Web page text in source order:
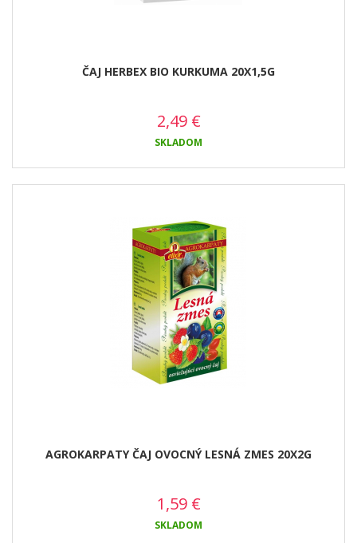
ČAJ HERBEX BIO KURKUMA 20X1,5G
2,49 €
SKLADOM
AGROKARPATY ČAJ OVOCNÝ LESNÁ ZMES 20X2G
1,59 €
SKLADOM